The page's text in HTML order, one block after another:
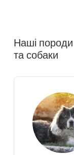
Наші породи
та собаки